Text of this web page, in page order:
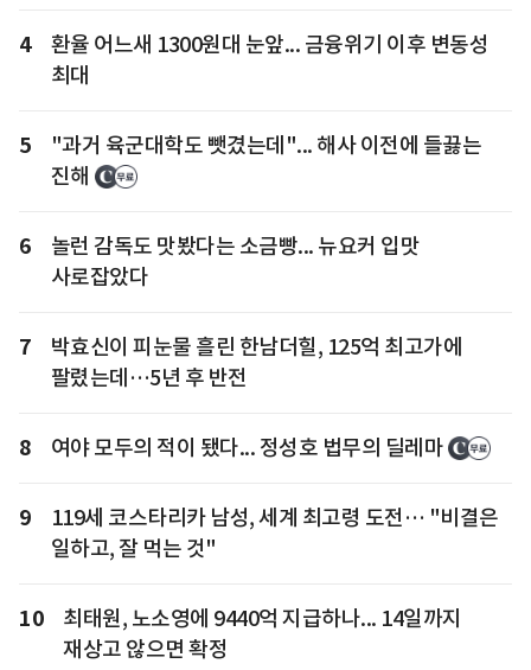
4
환율 어느새 1300원대 눈앞... 금융위기 이후 변동성
최대
5
"과거 육군대학도 뺏겼는데"... 해사 이전에 들끓는
진해
6
놀런 감독도 맛봤다는 소금빵... 뉴요커 입맛
사로잡았다
7
박효신이 피눈물 흘린 한남더힐, 125억 최고가에
팔렸는데…5년 후 반전
8 여야 모두의 적이 됐다... 정성호 법무의 딜레마
9
119세 코스타리카 남성, 세계 최고령 도전… "비결은
일하고, 잘 먹는 것"
10
최태원, 노소영에 9440억 지급하나... 14일까지
재상고 않으면 확정